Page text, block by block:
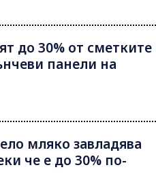
до 30% от сметките
панели на
мляко завладява
че е до 30% по-